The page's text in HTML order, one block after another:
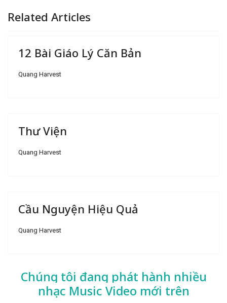
Related Articles
12 Bài Giáo Lý Căn Bản
Quang Harvest
Thư Viện
Quang Harvest
Cầu Nguyện Hiệu Quả
Quang Harvest
Chúng tôi đang phát hành nhiều
nhạc Music Video mới trên